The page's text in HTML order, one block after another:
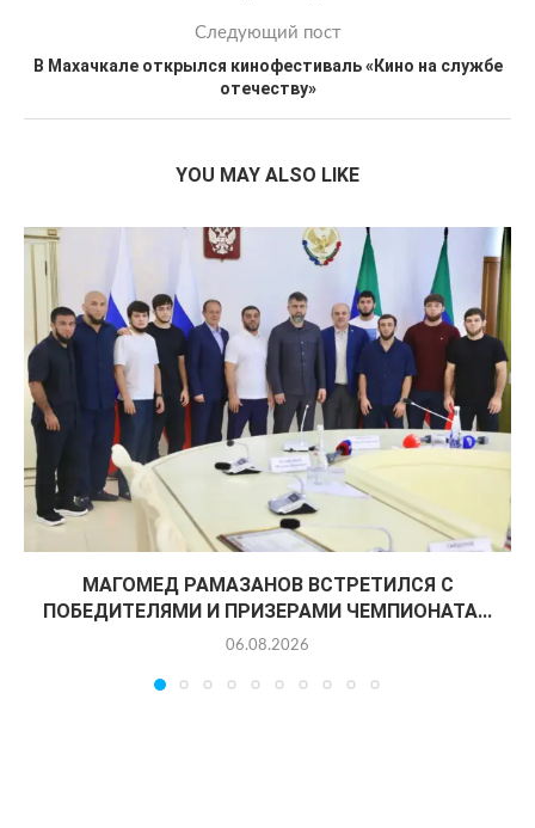
Следующий пост
В Махачкале открылся кинофестиваль «Кино на службе
отечеству»
YOU MAY ALSO LIKE
МАГОМЕД РАМАЗАНОВ ВСТРЕТИЛСЯ С
ПОБЕДИТЕЛЯМИ И ПРИЗЕРАМИ ЧЕМПИОНАТА...
06.08.2026